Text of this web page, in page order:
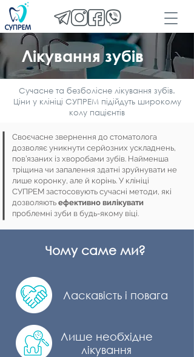
Лікування зубів
Сучасне та безболісне лікування зубів.
Ціни у клініці СУПРЕМ підійдуть широкому
колу пацієнтів
Своєчасне звернення до стоматолога
дозволяє уникнути серйозних ускладнень,
пов’язаних із хворобами зубів. Найменша
тріщина чи запалення здатні зруйнувати не
лише коронку, але й корінь. У клініці
СУПРЕМ застосовують сучасні методи, які
дозволяють ефективно вилікувати
проблемні зуби в будь-якому віці.
Чому саме ми?
Ласкавість і повага
Лише необхідне
лікування